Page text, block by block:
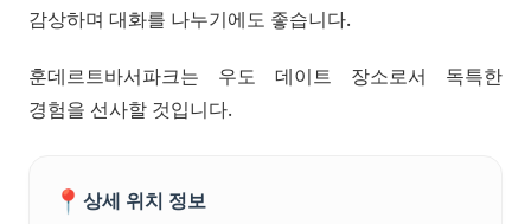
감상하며 대화를 나누기에도 좋습니다.
훈데르트바서파크는 우도 데이트 장소로서 독특한
경험을 선사할 것입니다.
📍 상세 위치 정보